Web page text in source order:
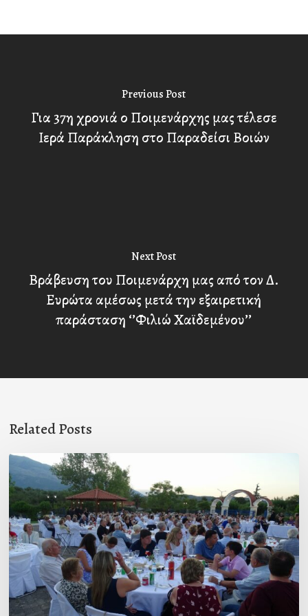
Previous Post
Για 37η χρονιά ο Ποιμενάρχης μας τέλεσε
Ιερά Παράκληση στο Παραδείσι Βοιών
Next Post
Βράβευση του Ποιμενάρχη μας από τον Δ.
Ευρώτα αμέσως μετά την εξαιρετική
παράσταση ‘’Φιλιώ Χαϊδεμένου’’
Related Posts
Πρόσκληση
προς
τους
Ομογενείς
μας